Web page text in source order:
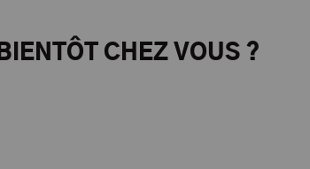
BIENTÔT CHEZ VOUS ?